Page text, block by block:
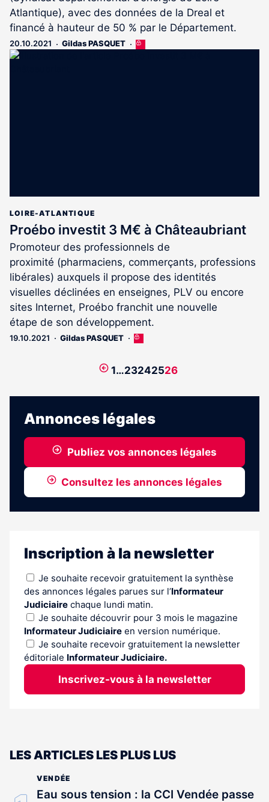
Atlantique), avec des données de la Dreal et
financé à hauteur de 50 % par le Département.
20.10.2021 Gildas PASQUET
Cet
LOIRE-ATLANTIQUE
Proébo investit 3 M€ à Châteaubriant
Promoteur des professionnels de
proximité (pharmaciens, commerçants, professions
libérales) auxquels il propose des identités
visuelles déclinées en enseignes, PLV ou encore
sites Internet, Proébo franchit une nouvelle
étape de son développement.
19.10.2021 Gildas PASQUET
Cet
réservé
abonnés
Page
1…23242526
Annonces légales
Publiez vos annonces légales
Consultez les annonces légales
Inscription à la newsletter
Je souhaite recevoir gratuitement la synthèse
des annonces légales parues sur l’Informateur
Judiciaire chaque lundi matin.
Je souhaite découvrir pour 3 mois le magazine
Informateur Judiciaire en version numérique.
Je souhaite recevoir gratuitement la newsletter
éditoriale Informateur Judiciaire.
Inscrivez-vous à la newsletter
LES ARTICLES LES PLUS LUS
VENDÉE
Eau sous tension : la CCI Vendée passe